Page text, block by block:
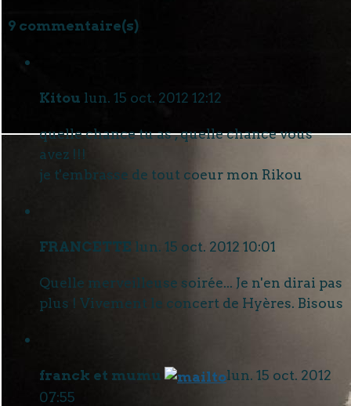
9 commentaire(s)
Kitou lun. 15 oct. 2012 12:12
quelle chance tu as , quelle chance vous
avez !!!
je t'embrasse de tout coeur mon Rikou
FRANCETTE lun. 15 oct. 2012 10:01
Quelle merveilleuse soirée... Je n'en dirai pas
plus ! Vivement le concert de Hyères. Bisous
franck et mumu
lun. 15 oct. 2012
07:55